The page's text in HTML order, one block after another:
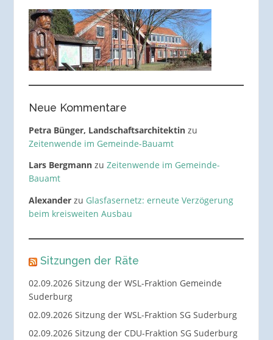
Neue Kommentare
Petra Bünger, Landschaftsarchitektinzu
Zeitenwende im Gemeinde-Bauamt
Lars Bergmannzu Zeitenwende im Gemeinde-
Bauamt
Alexanderzu Glasfasernetz: erneute Verzögerung
beim kreisweiten Ausbau
Sitzungen der Räte
02.09.2026 Sitzung der WSL-Fraktion Gemeinde
Suderburg
02.09.2026 Sitzung der WSL-Fraktion SG Suderburg
02.09.2026 Sitzung der CDU-Fraktion SG Suderburg